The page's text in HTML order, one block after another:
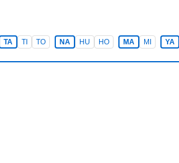
TA TI TO NA HU HO MA MI YA